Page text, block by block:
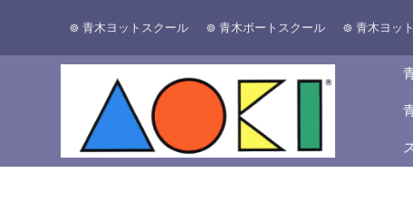
青木ヨットスクール 青木ボートスクール 青木ヨッ